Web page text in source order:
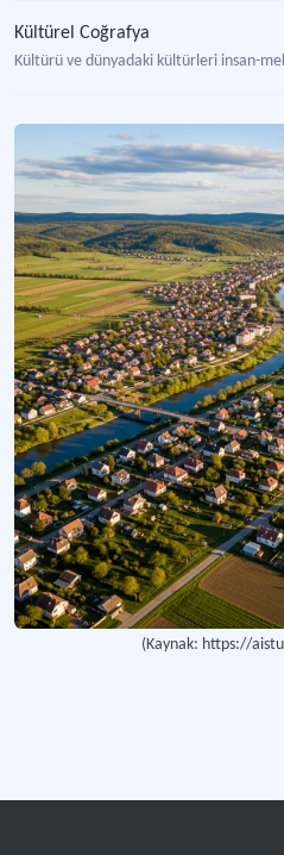
Kültürel Coğrafya
Kültürü ve dünyadaki kültürleri insan-
Tarihi Coğrafya
Coğrafya ve tarih bilimi arakesitinde yer
Enerji verimliliği ve sürdürülebilir
Ulusal Bozkır Koruma Strateji ve
Türkiye'nin bozkır ekosistemlerini
Coğrafya Müzesi
Coğrafya bilimi ve insanlığın doğayla
(Kaynak: https://